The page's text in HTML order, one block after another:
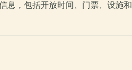
息，包括开放时间、门票、设施